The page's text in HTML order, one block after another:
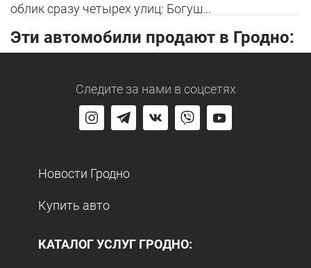
облик сразу четырех улиц: Богуш...
Эти автомобили продают в Гродно:
Следите за нами в соцсетях
Новости Гродно
Купить авто
КАТАЛОГ УСЛУГ ГРОДНО: